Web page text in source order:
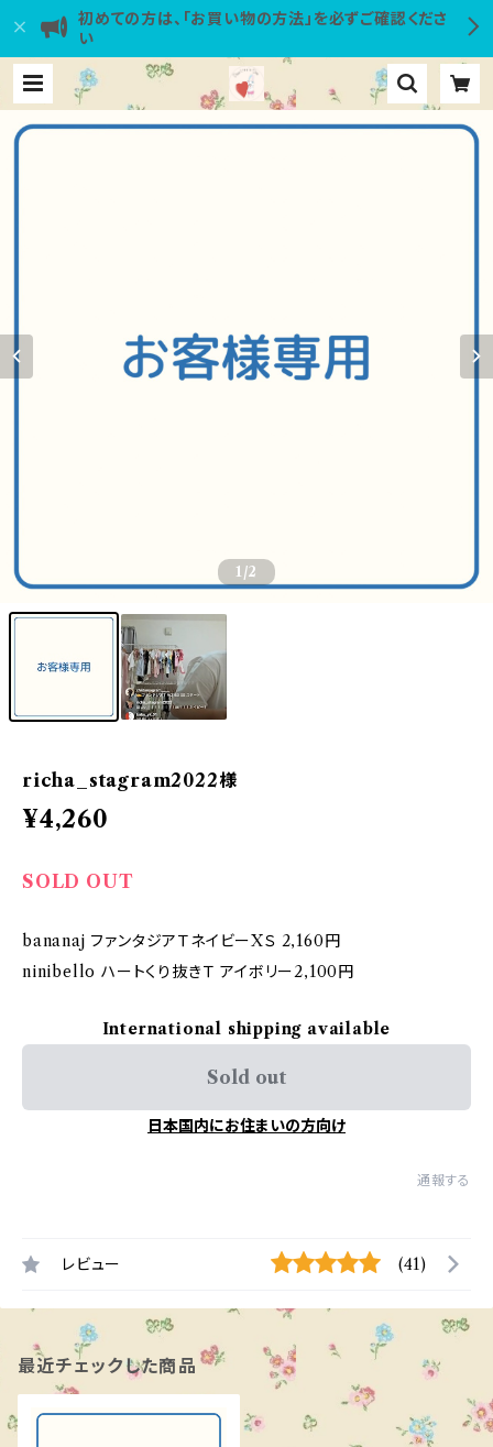
初めての方は、「お買い物の方法」を必ずご確認くださ
い
1 /2
richa_stagram2022様
¥4,260
SOLD OUT
bananaj ファンタジアＴネイビーXＳ 2,160円
ninibello ハートくり抜きＴ アイボリー2,100円
International shipping available
Sold out
日本国内にお住まいの方向け
通報する
レビュー (41)
最近チェックした商品